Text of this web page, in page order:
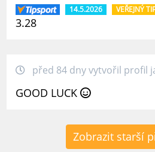
14.5.2026 VEŘEJNÝ
3.28
před 84 dny vytvořil profil
GOOD LUCK
Zobrazit starší